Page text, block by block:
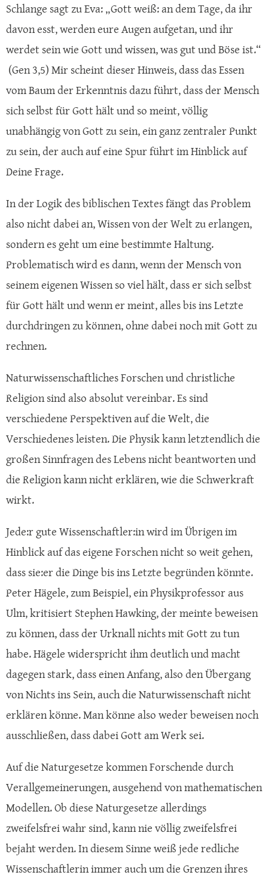
Schlange sagt zu Eva: „Gott weiß: an dem Tage, da ihr
davon esst, werden eure Augen aufgetan, und ihr
werdet sein wie Gott und wissen, was gut und Böse ist.“
(Gen 3,5) Mir scheint dieser Hinweis, dass das Essen
vom Baum der Erkenntnis dazu führt, dass der Mensch
sich selbst für Gott hält und so meint, völlig
unabhängig von Gott zu sein, ein ganz zentraler Punkt
zu sein, der auch auf eine Spur führt im Hinblick auf
Deine Frage.
In der Logik des biblischen Textes fängt das Problem
also nicht dabei an, Wissen von der Welt zu erlangen,
sondern es geht um eine bestimmte Haltung.
Problematisch wird es dann, wenn der Mensch von
seinem eigenen Wissen so viel hält, dass er sich selbst
für Gott hält und wenn er meint, alles bis ins Letzte
durchdringen zu können, ohne dabei noch mit Gott zu
rechnen.
Naturwissenschaftliches Forschen und christliche
Religion sind also absolut vereinbar. Es sind
verschiedene Perspektiven auf die Welt, die
Verschiedenes leisten. Die Physik kann letztendlich die
großen Sinnfragen des Lebens nicht beantworten und
die Religion kann nicht erklären, wie die Schwerkraft
wirkt.
Jede:r gute Wissenschaftler:in wird im Übrigen im
Hinblick auf das eigene Forschen nicht so weit gehen,
dass sie:er die Dinge bis ins Letzte begründen könnte.
Peter Hägele, zum Beispiel, ein Physikprofessor aus
Ulm, kritisiert Stephen Hawking, der meinte beweisen
zu können, dass der Urknall nichts mit Gott zu tun
habe. Hägele widerspricht ihm deutlich und macht
dagegen stark, dass einen Anfang, also den Übergang
von Nichts ins Sein, auch die Naturwissenschaft nicht
erklären könne. Man könne also weder beweisen noch
ausschließen, dass dabei Gott am Werk sei.
Auf die Naturgesetze kommen Forschende durch
Verallgemeinerungen, ausgehend von mathematischen
Modellen. Ob diese Naturgesetze allerdings
zweifelsfrei wahr sind, kann nie völlig zweifelsfrei
bejaht werden. In diesem Sinne weiß jede redliche
Wissenschaftlerin immer auch um die Grenzen ihres